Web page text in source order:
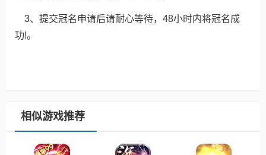
3、提交冠名申请后请耐心等待，48小时内将冠名成
功!。
相似游戏推荐